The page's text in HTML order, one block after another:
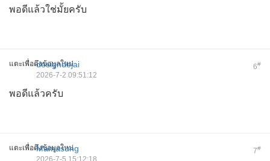
พอดีแล้วใช่มั้ยครับ
แตะเพื่อดึงข้อมูลใหม่ 6#
designdejai
2026-7-2 09:51:12
พอดีแล้วครับ
แตะเพื่อดึงข้อมูลใหม่ 7#
Mamasung
2026-7-5 15:12:18